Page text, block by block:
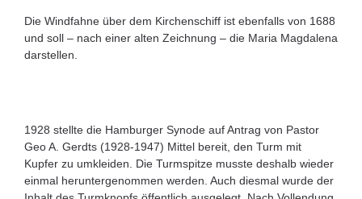
Die Windfahne über dem Kirchenschiff ist ebenfalls von 1688
und soll – nach einer alten Zeichnung – die Maria Magdalena
darstellen.
1928 stellte die Hamburger Synode auf Antrag von Pastor
Geo A. Gerdts (1928-1947) Mittel bereit, den Turm mit
Kupfer zu umkleiden. Die Turmspitze musste deshalb wieder
einmal heruntergenommen werden. Auch diesmal wurde der